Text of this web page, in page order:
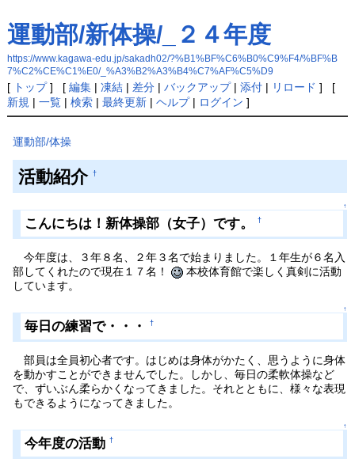
運動部/新体操/_２４年度
https://www.kagawa-edu.jp/sakadh02/?%B1%BF%C6%B0%C9%F4/%BF%B
7%C2%CE%C1%E0/_%A3%B2%A3%B4%C7%AF%C5%D9
[ トップ] [ 編集| 凍結| 差分| バックアップ| 添付| リロード ] [
新規 | 一覧| 検索| 最終更新| ヘルプ| ログイン ]
運動部/体操
活動紹介 †
↑
こんにちは！新体操部（女子）です。†
今年度は、３年８名、２年３名で始まりました。１年生が６名入
部してくれたので現在１７名！
本校体育館で楽しく真剣に活動
しています。
↑
毎日の練習で・・・†
部員は全員初心者です。はじめは身体がかたく、思うように身体
を動かすことができませんでした。しかし、毎日の柔軟体操など
で、ずいぶん柔らかくなってきました。それとともに、様々な表現
もできるようになってきました。
↑
今年度の活動†